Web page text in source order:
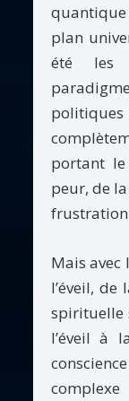
plan
été les
portant
peur, de
frustration
Mais avec
l’éveil,
spirituelle
l’éveil à